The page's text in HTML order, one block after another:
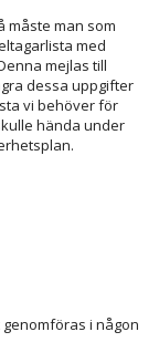
måste man som
med
mejlas till
dessa uppgifter
vi behöver för
hända under
i någon